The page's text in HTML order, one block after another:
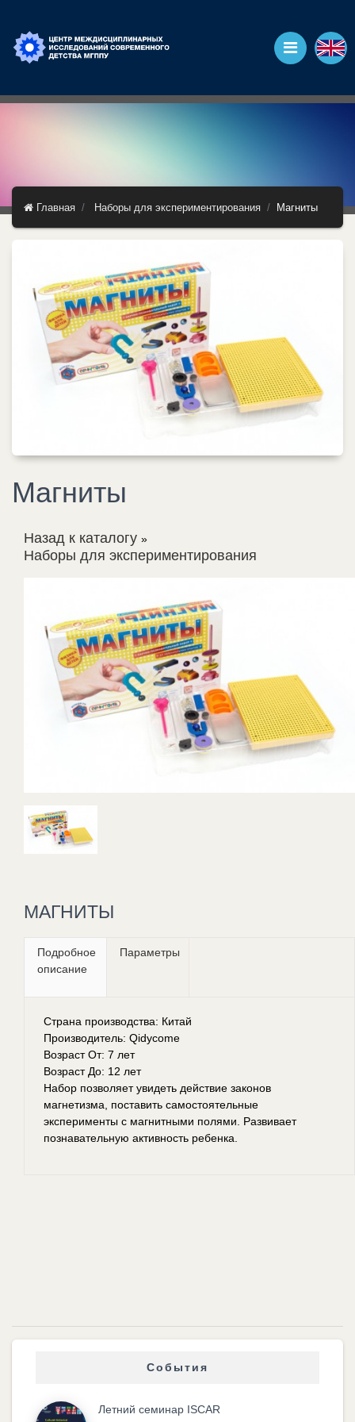
Главная Наборы для экспериментирования Магниты
Магниты
Назад к каталогу
Наборы для экспериментирования
МАГНИТЫ
Подробное
описание
Параметры
Страна производства: Китай
Производитель: Qidycome
Возраст От: 7 лет
Возраст До: 12 лет
Набор позволяет увидеть действие законов
магнетизма, поставить самостоятельные
эксперименты с магнитными полями. Развивает
познавательную активность ребенка.
События
Летний семинар ISCAR